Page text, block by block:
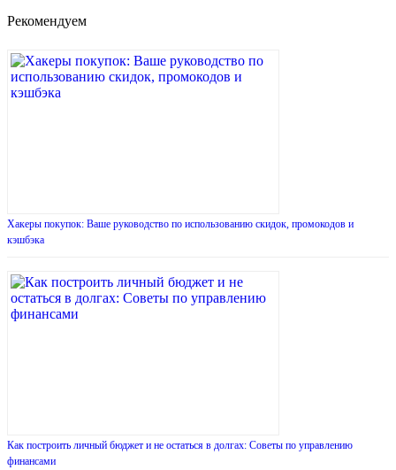
Рекомендуем
Хакеры покупок: Ваше руководство по использованию скидок, промокодов и
кэшбэка
Как построить личный бюджет и не остаться в долгах: Советы по управлению
финансами